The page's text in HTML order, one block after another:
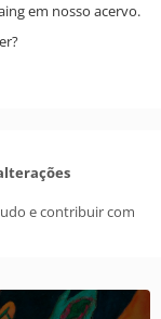
em nosso acervo.
e contribuir com